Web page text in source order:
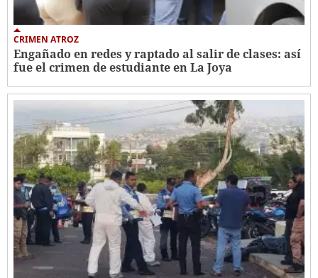
CRIMEN ATROZ
Engañado en redes y raptado al salir de clases: así
fue el crimen de estudiante en La Joya